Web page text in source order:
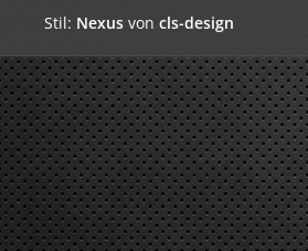
Stil: Nexus von cls-design